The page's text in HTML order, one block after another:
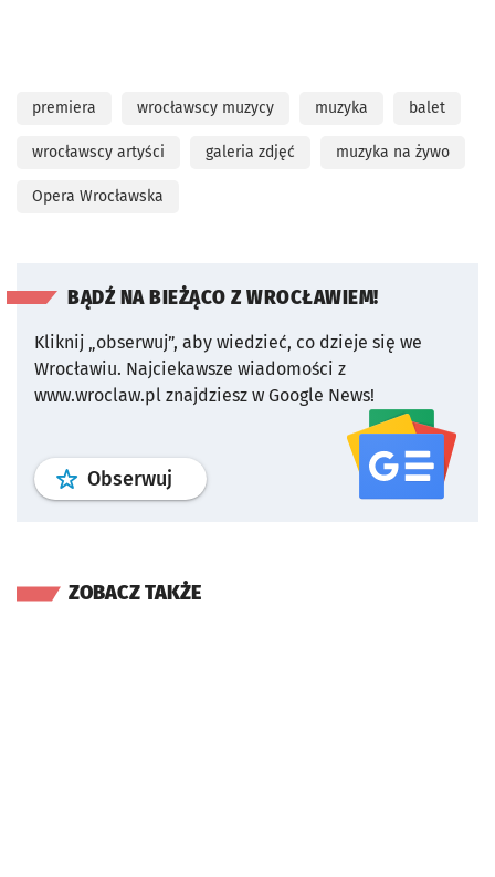
premiera wrocławscy muzycy muzyka balet
wrocławscy artyści galeria zdjęć muzyka na żywo
Opera Wrocławska
BĄDŹ NA BIEŻĄCO Z WROCŁAWIEM!
Kliknij „obserwuj”, aby wiedzieć, co dzieje się we
Wrocławiu. Najciekawsze wiadomości z
www.wroclaw.pl znajdziesz w Google News!
Obserwuj profil serwisu
ZOBACZ TAKŻE